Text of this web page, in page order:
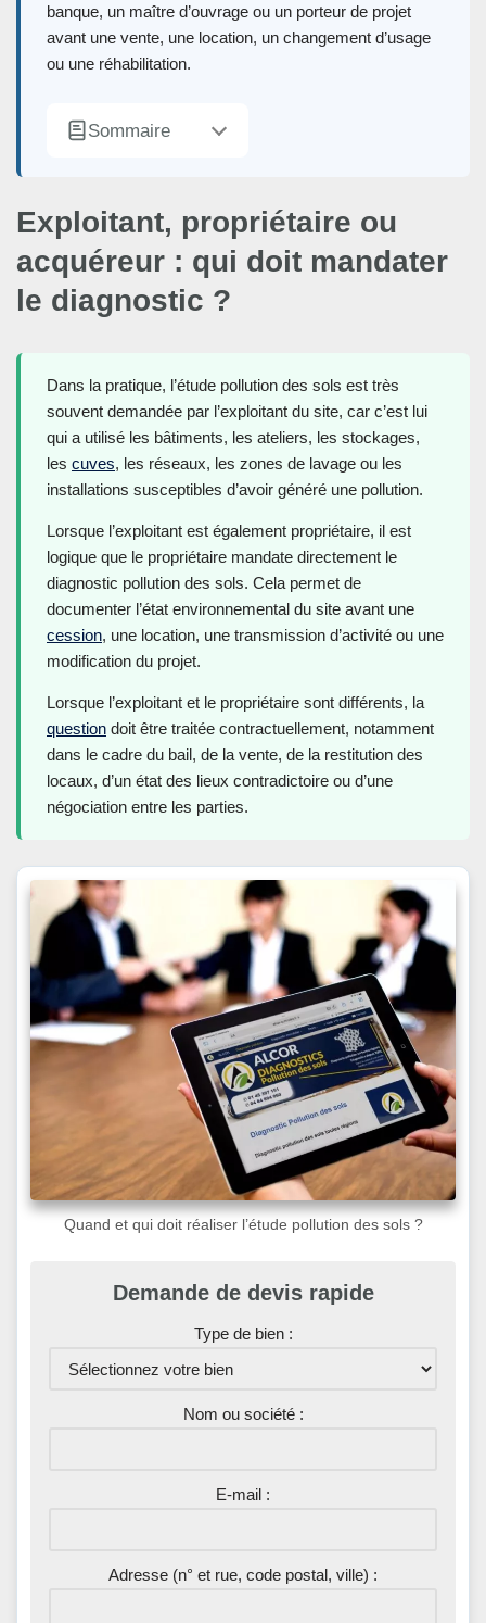
banque, un maître d’ouvrage ou un porteur de projet
avant une vente, une location, un changement d’usage
ou une réhabilitation.
Sommaire
Exploitant, propriétaire ou
acquéreur : qui doit mandater
le diagnostic ?
Dans la pratique, l’étude pollution des sols est très
souvent demandée par l’exploitant du site, car c’est lui
qui a utilisé les bâtiments, les ateliers, les stockages,
les cuves, les réseaux, les zones de lavage ou les
installations susceptibles d’avoir généré une pollution.
Lorsque l’exploitant est également propriétaire, il est
logique que le propriétaire mandate directement le
diagnostic pollution des sols. Cela permet de
documenter l’état environnemental du site avant une
cession, une location, une transmission d’activité ou une
modification du projet.
Lorsque l’exploitant et le propriétaire sont différents, la
question doit être traitée contractuellement, notamment
dans le cadre du bail, de la vente, de la restitution des
locaux, d’un état des lieux contradictoire ou d’une
négociation entre les parties.
Quand et qui doit réaliser l’étude pollution des sols ?
Demande de devis rapide
Type de bien :
Nom ou société :
E-mail :
Adresse (n° et rue, code postal, ville) :